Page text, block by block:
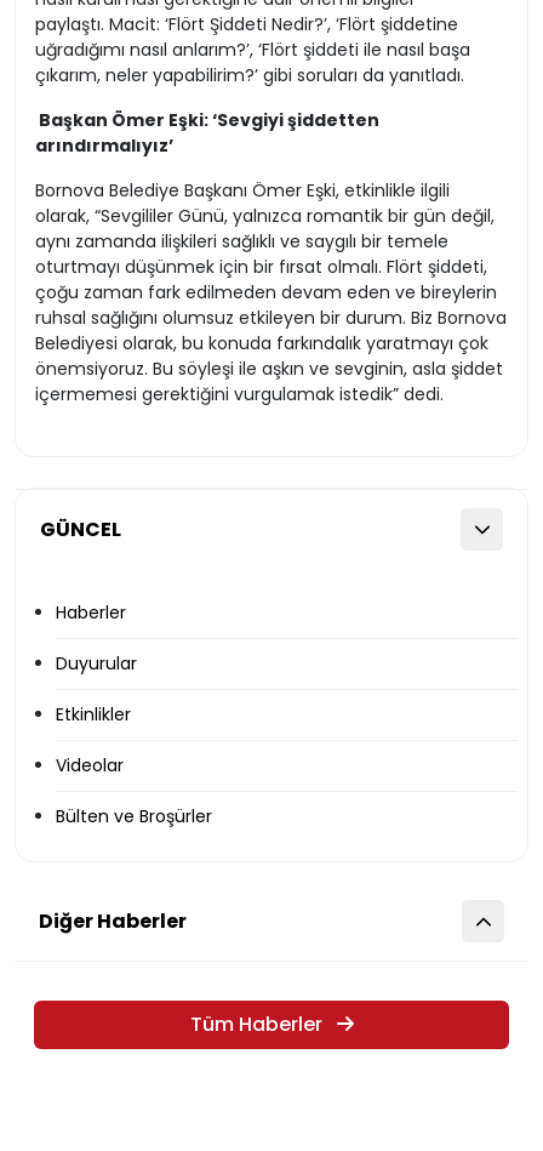
GÜNCEL
Haberler
Duyurular
Etkinlikler
Videolar
Bülten ve Broşürler
paylaştı. Macit: ‘Flört Şiddeti Nedir?’, ‘Flört şiddetine
uğradığımı nasıl anlarım?’, ‘Flört şiddeti ile nasıl başa
çıkarım, neler yapabilirim?’ gibi soruları da yanıtladı.
Başkan Ömer Eşki: ‘Sevgiyi şiddetten
arındırmalıyız’
Bornova Belediye Başkanı Ömer Eşki, etkinlikle ilgili
olarak, “Sevgililer Günü, yalnızca romantik bir gün değil,
aynı zamanda ilişkileri sağlıklı ve saygılı bir temele
oturtmayı düşünmek için bir fırsat olmalı. Flört şiddeti,
çoğu zaman fark edilmeden devam eden ve bireylerin
ruhsal sağlığını olumsuz etkileyen bir durum. Biz Bornova
Belediyesi olarak, bu konuda farkındalık yaratmayı çok
önemsiyoruz. Bu söyleşi ile aşkın ve sevginin, asla şiddet
içermemesi gerektiğini vurgulamak istedik” dedi.
Diğer Haberler
Tüm Haberler